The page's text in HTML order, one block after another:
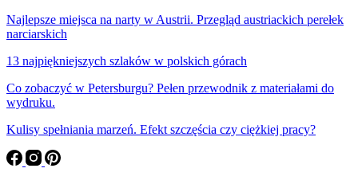
Najlepsze miejsca na narty w Austrii. Przegląd austriackich perełek
narciarskich
13 najpiękniejszych szlaków w polskich górach
Co zobaczyć w Petersburgu? Pełen przewodnik z materiałami do
wydruku.
Kulisy spełniania marzeń. Efekt szczęścia czy ciężkiej pracy?